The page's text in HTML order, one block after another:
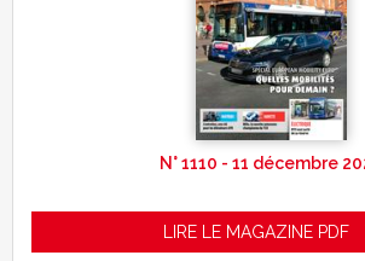
N° 1110 - 11 décembre
LIRE LE MAGAZINE PDF